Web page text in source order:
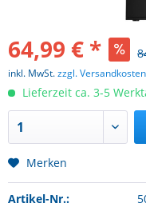
64,99 € *
inkl. MwSt.zzgl. Versandkosten
Lieferzeit ca. 3-5
Merken
Artikel-Nr.: